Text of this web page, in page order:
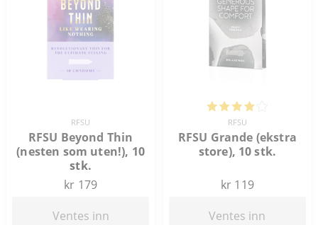
RFSU
RFSU Beyond Thin
(nesten som uten!), 10
stk.
kr 179
Ventes inn
RFSU
RFSU Grande (ekstra
store), 10 stk.
kr 119
Ventes inn